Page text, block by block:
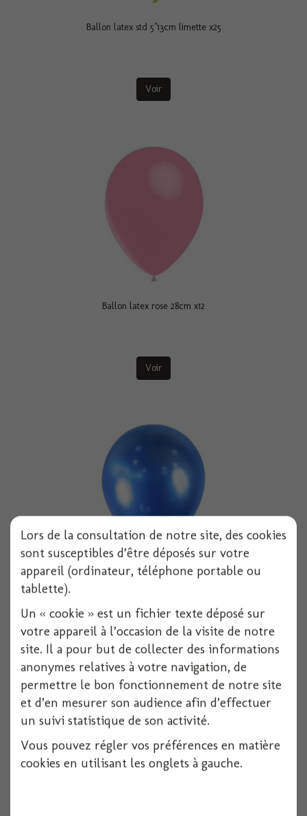
Ballon latex std 5"13cm limette x25
Voir
Ballon latex rose 28cm x12
Voir
Voir
Lors de la consultation de notre site, des cookies
sont susceptibles d’être déposés sur votre
appareil (ordinateur, téléphone portable ou
tablette).
Un « cookie » est un fichier texte déposé sur
votre appareil à l’occasion de la visite de notre
site. Il a pour but de collecter des informations
anonymes relatives à votre navigation, de
permettre le bon fonctionnement de notre site
et d’en mesurer son audience afin d’effectuer
un suivi statistique de son activité.
Vous pouvez régler vos préférences en matière
cookies en utilisant les onglets à gauche.